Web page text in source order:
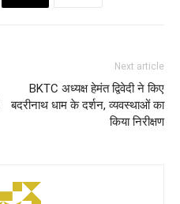
Next article
BKTC अध्यक्ष हेमंत द्विवेदी ने किए
बदरीनाथ धाम के दर्शन, व्यवस्थाओं का
किया निरीक्षण